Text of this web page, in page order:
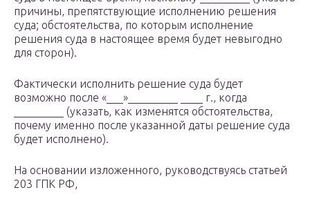
причины, препятствующие исполнению решения
суда; обстоятельства, по которым исполнение
решения суда в настоящее время будет невыгодно
для сторон).
Фактически исполнить решение суда будет
возможно после «___»_________ ____ г., когда
_________ (указать, как изменятся обстоятельства,
почему именно после указанной даты решение суда
будет исполнено).
На основании изложенного, руководствуясь статьей
203 ГПК РФ,